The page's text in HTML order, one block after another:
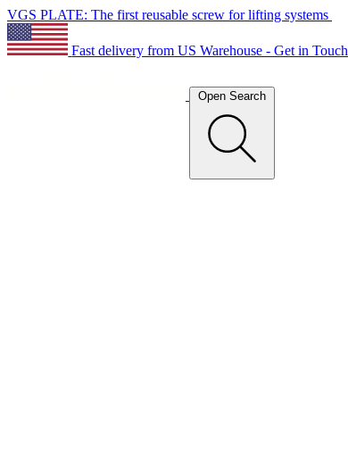
VGS PLATE: The first reusable screw for lifting systems
Fast delivery from US Warehouse - Get in Touch
Open Search